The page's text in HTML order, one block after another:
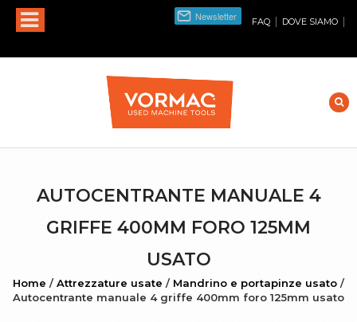
FAQ | DOVE SIAMO |
AUTOCENTRANTE MANUALE 4
GRIFFE 400MM FORO 125MM
USATO
Home / Attrezzature usate / Mandrino e portapinze usato /
Autocentrante manuale 4 griffe 400mm foro 125mm usato